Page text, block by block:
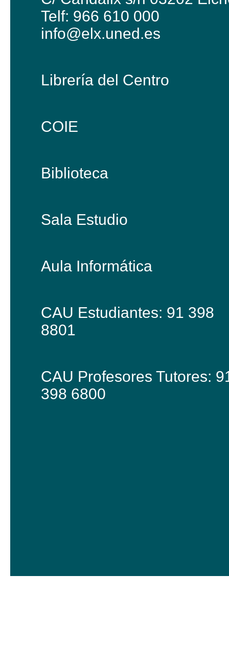
Telf: 966 610 000
info@elx.uned.es
Librería del Centro
COIE
Biblioteca
Sala Estudio
Aula Informática
CAU Estudiantes: 91 398
8801
CAU Profesores Tutores:
398 6800